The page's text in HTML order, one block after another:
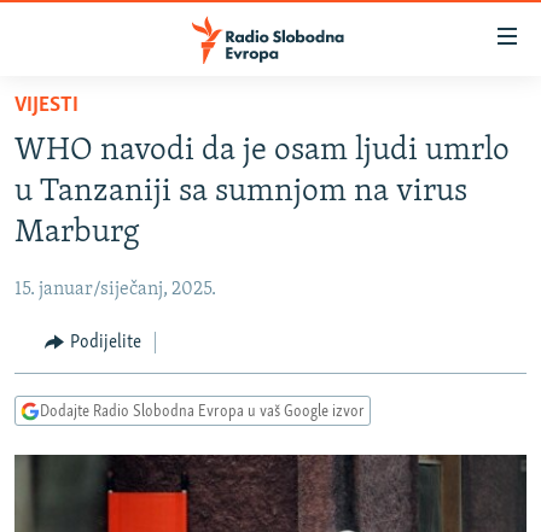
Pređite
glavni
sadržaj
Pređite
na
glavnu
navigaciju
Pređite
na
pretragu
SRBIJA
CRNA GORA
VIZUELNO
INFOGRAFIKE
RAT U UKRAJINI
KINA NA BALKANU
RSE PRIČE IZ SVIJETA
VIJESTI
WHO navodi da je osam ljudi umrlo
u Tanzaniji sa sumnjom na virus
Marburg
15. januar/siječanj, 2025.
Podijelite
Dodajte Radio Slobodna Evropa u vaš Google izvor